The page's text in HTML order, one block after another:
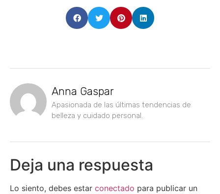
Anna Gaspar
Apasionada de las últimas tendencias de
belleza y cuidado personal.
Deja una respuesta
Lo siento, debes estar conectado para publicar un